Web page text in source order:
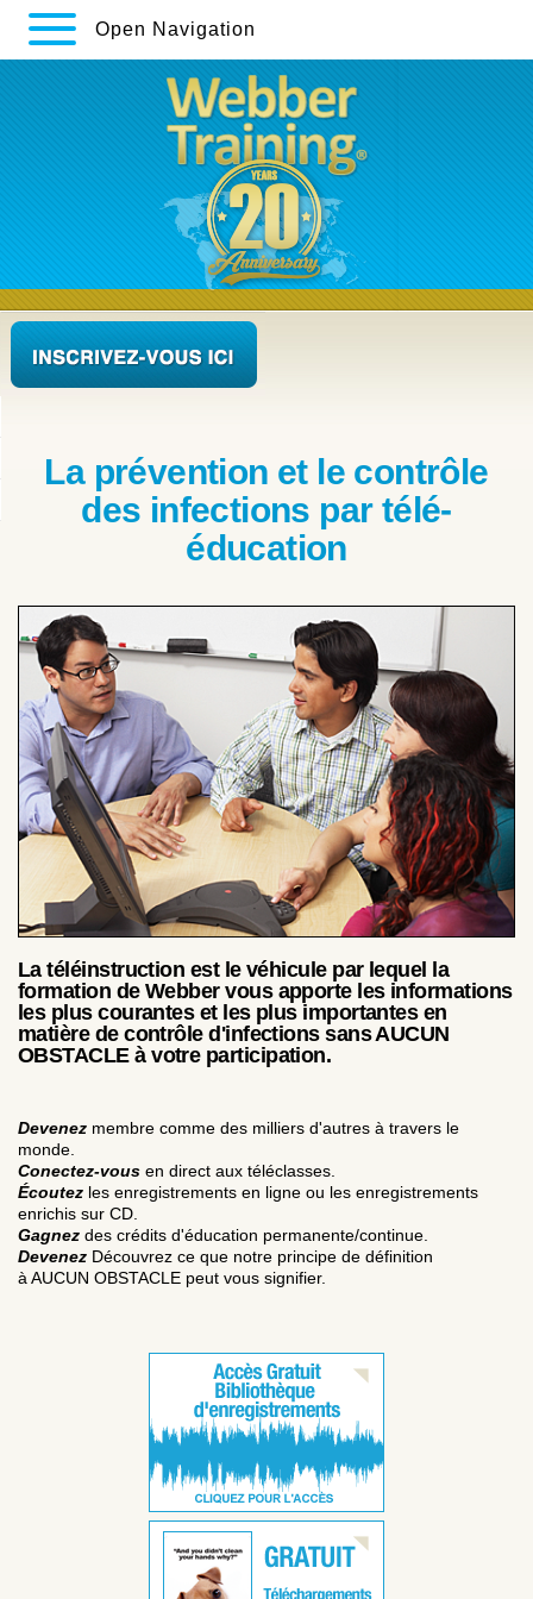
Open Navigation
La prévention et le contrôle
des infections par télé-
éducation
La téléinstruction est le véhicule par lequel la
formation de Webber vous apporte les informations
les plus courantes et les plus importantes en
matière de contrôle d'infections sans AUCUN
OBSTACLE à votre participation.
Devenez membre comme des milliers d'autres à travers le
monde.
Conectez-vous en direct aux téléclasses.
Écoutez les enregistrements en ligne ou les enregistrements
enrichis sur CD.
Gagnez des crédits d'éducation permanente/continue.
Devenez Découvrez ce que notre principe de définition
à AUCUN OBSTACLE peut vous signifier.